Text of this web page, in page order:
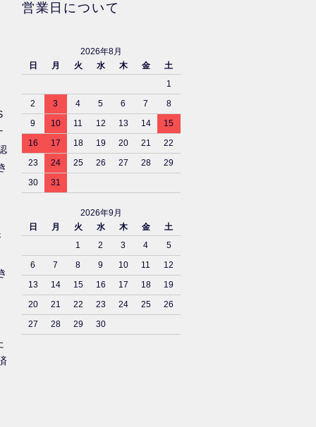
営業日について
2026年8月
日
月 火 水 木 金
土
1
2
3 4 5 6 7
8
9
10 11 12 13 14
15
16
17 18 19 20 21
22
23
24 25 26 27 28
29
30
31
2026年9月
日
月 火 水 木 金
土
1
2 3 4
5
6
7 8 9 10 11
12
13
14 15 16 17 18
19
20
21 22 23 24 25
26
27
28 29 30